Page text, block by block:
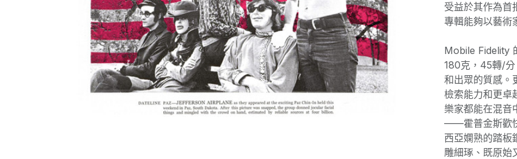
受益於其作為首
專輯能夠以藝術
Mobile Fidelity
180克，45轉/分
和出眾的質感。
檢索能力和更卓
樂家都能在混音
——霍普金斯歡
西亞嫻熟的踏
雕細琢、既原始